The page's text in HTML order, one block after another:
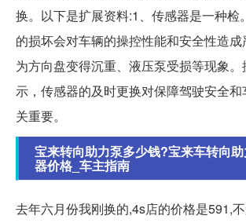
换。以下是扩展资料:1、传感器是一种检
的损坏会对车辆的操控性能和安全性造
为方向盘变得沉重、液压泵受损等现象。
示，传感器的及时更换对保障驾驶安全
关重要。
宝来转向助力泵多少钱?宝来车转向
器价格_车主指南
去年六月份我刚换的,4s店的价格是591,